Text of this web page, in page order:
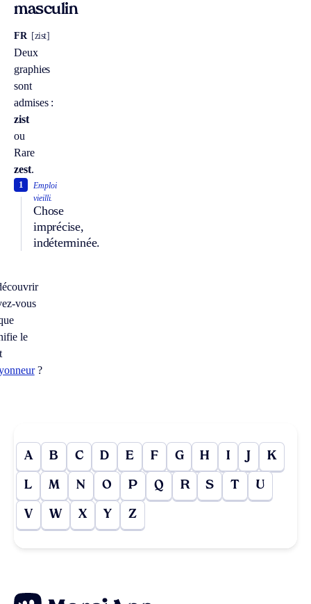
masculin
FR [zist]
Deux
graphies
sont
admises :
zist
ou
Rare
zest.
Emploi
vieilli.
Chose
imprécise,
indéterminée.
1
vous
le
?
A B C D E F G H I J K
L M N O P Q R S T U
V W X Y Z